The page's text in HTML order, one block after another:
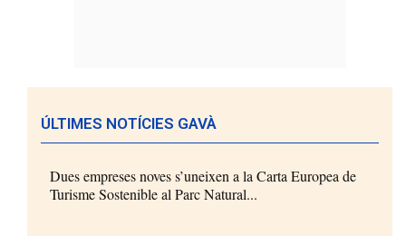
ÚLTIMES NOTÍCIES GAVÀ
Dues empreses noves s’uneixen a la Carta Europea de
Turisme Sostenible al Parc Natural...